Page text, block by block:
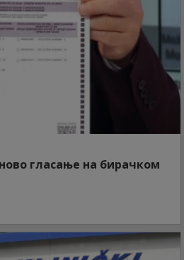
гласање на бирачком